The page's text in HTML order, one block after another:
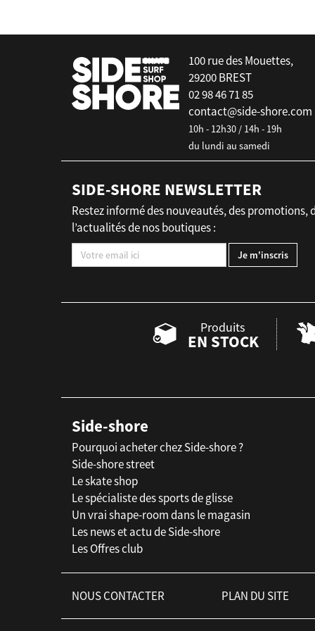
100 rue des Mouettes,
29200 BREST
02 98 46 71 85
contact@side-shore.com
10h - 12h30 / 14h - 19h
du lundi au samedi
SIDE-SHORE NEWSLETTER
Restez informé des nouveautés, des promotions,
l’actualités de nos boutiques :
Produits
EN STOCK
Side-shore
Pourquoi acheter chez Side-shore ?
Side-shore street
Le skate shop
Le spécialiste des sports de glisse
Un vrai shape-room dans le magasin
Les news et actu de Side-shore
Les Offres club
NOUS CONTACTER PLAN DU SITE